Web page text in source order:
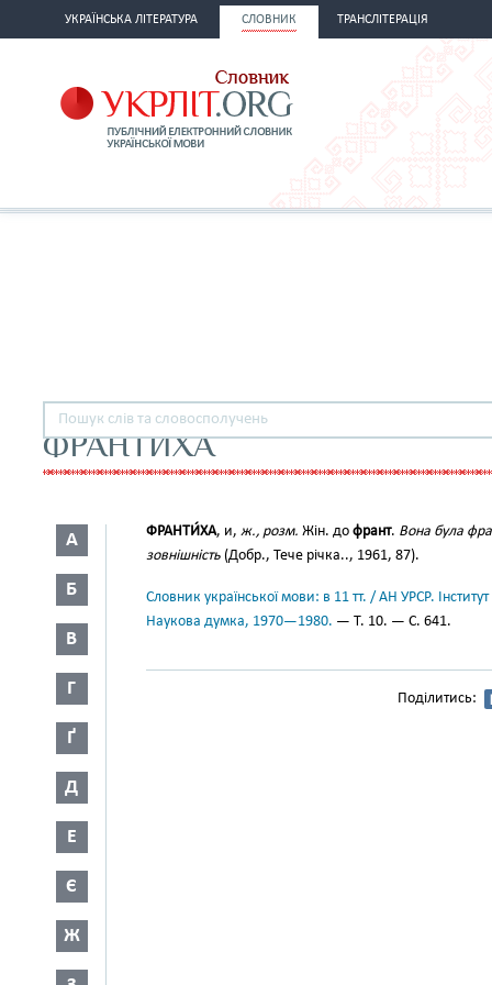
УКРАЇНСЬКА ЛІТЕРАТУРА СЛОВНИК ТРАНСЛІТЕРАЦІЯ
ФРАНТИХА
А
Б
В
Г
Ґ
Д
Е
Є
Ж
ФРАНТИ́ХА, и, ж., розм. Жін. до франт. Вона була
зовнішність (Добр., Тече річка.., 1961, 87).
Словник української мови: в 11 тт. / АН УРСР.
Наукова думка, 1970—1980. — Т. 10. — С. 641.
Поділитись: